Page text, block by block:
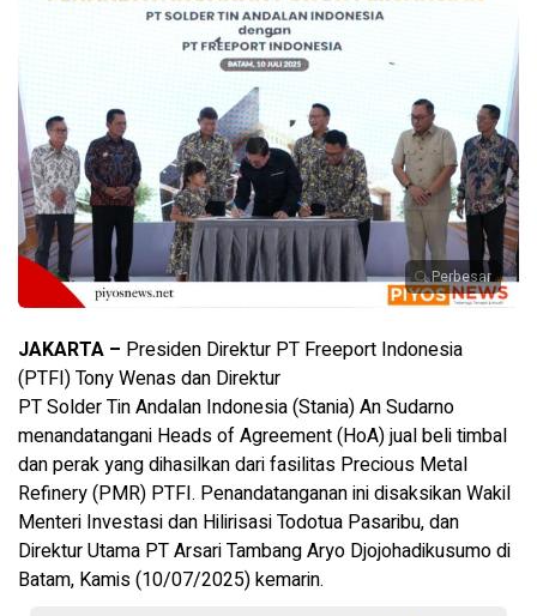
Perbesar
JAKARTA – Presiden Direktur PT Freeport Indonesia
(PTFI) Tony Wenas dan Direktur
PT Solder Tin Andalan Indonesia (Stania) An Sudarno
menandatangani Heads of Agreement (HoA) jual beli timbal
dan perak yang dihasilkan dari fasilitas Precious Metal
Refinery (PMR) PTFI. Penandatanganan ini disaksikan Wakil
Menteri Investasi dan Hilirisasi Todotua Pasaribu, dan
Direktur Utama PT Arsari Tambang Aryo Djojohadikusumo di
Batam, Kamis (10/07/2025) kemarin.